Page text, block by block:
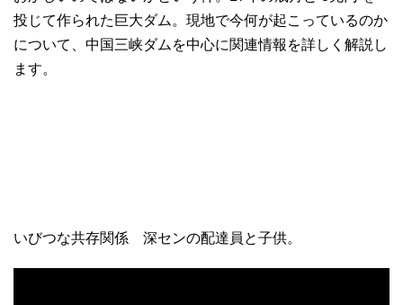
投じて作られた巨大ダム。現地で今何が起こっているのか
について、中国三峡ダムを中心に関連情報を詳しく解説し
ます。
いびつな共存関係 深センの配達員と子供。